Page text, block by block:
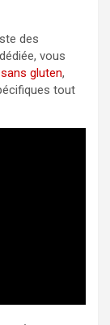
des
vous
gluten,
tout